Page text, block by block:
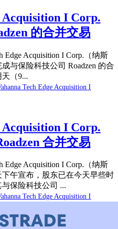
Acquisition I Corp.
的合并交易
Edge Acquisition I Corp.（纳斯
与保险科技公司 Roadzen 的合
（9...
Tech Edge Acquisition I
Acquisition I Corp.
合并交易
Edge Acquisition I Corp.（纳斯
午宣布，股东已在今天早些时
保险科技公司 ...
Tech Edge Acquisition I